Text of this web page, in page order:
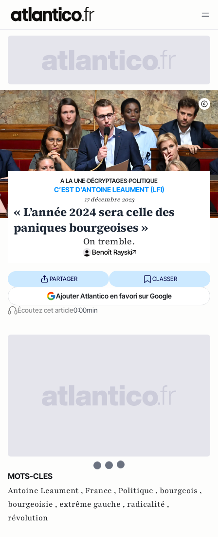
A LA UNE›DÉCRYPTAGES›POLITIQUE
C’EST D’ANTOINE LEAUMENT (LFI)
17 décembre 2023
« L’année 2024 sera celle des
paniques bourgeoises »
On tremble.
Benoît Rayski
Écoutez cet article0:00min
PARTAGER CLASSER
Ajouter Atlantico en favori sur Google
MOTS-CLES
Antoine Leaument , France , Politique , bourgeois ,
bourgeoisie , extrême gauche , radicalité ,
révolution